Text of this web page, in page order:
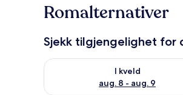
Romalternativer
Sjekk tilgjengelighet for
I kveld
aug. 8 - aug. 9
Sjekk tilgjengelighet for i kveld,